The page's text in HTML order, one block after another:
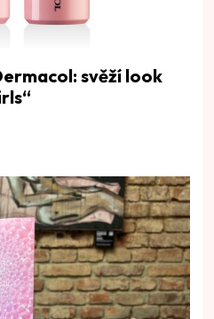
svěží look